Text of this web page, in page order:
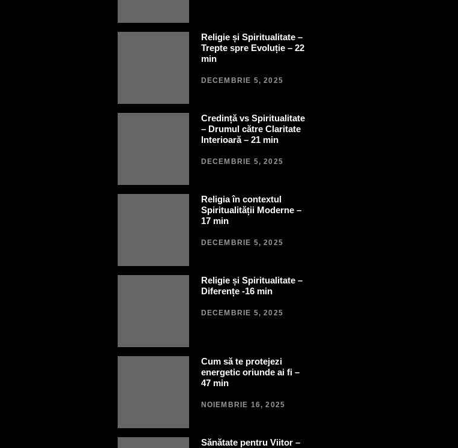
Religie și Spiritualitate –
Trepte spre Evoluție – 22
min
DECEMBRIE 5, 2025
Credință vs Spiritualitate
– Drumul către Claritate
Interioară – 21 min
DECEMBRIE 5, 2025
Religia în contextul
Spiritualității Moderne –
17 min
DECEMBRIE 5, 2025
Religie și Spiritualitate –
Diferențe -16 min
DECEMBRIE 5, 2025
Cum să te protejezi
energetic oriunde ai fi –
47 min
NOIEMBRIE 16, 2025
Sănătate pentru Viitor –